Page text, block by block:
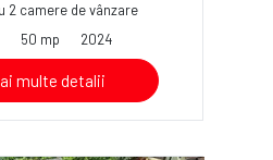
2 camere de vânzare
50 mp 2024
multe detalii